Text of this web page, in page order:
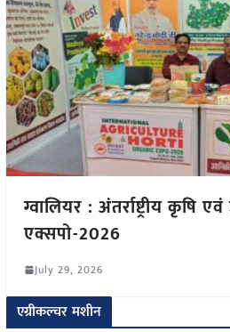
ग्वालियर : अंतर्राष्ट्रीय कृषि एवं
एक्सपो-2026
July 29, 2026
एग्रीकल्चर मशीन